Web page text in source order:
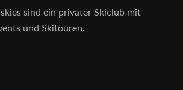
sind ein privater Skiclub mit
und Skitouren.